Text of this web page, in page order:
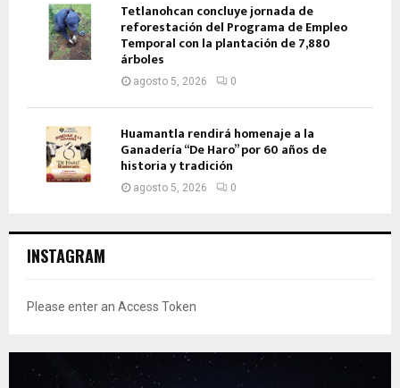
Tetlanohcan concluye jornada de
reforestación del Programa de Empleo
Temporal con la plantación de 7,880
árboles
agosto 5, 2026 0
Huamantla rendirá homenaje a la
Ganadería “De Haro” por 60 años de
historia y tradición
agosto 5, 2026 0
INSTAGRAM
Please enter an Access Token